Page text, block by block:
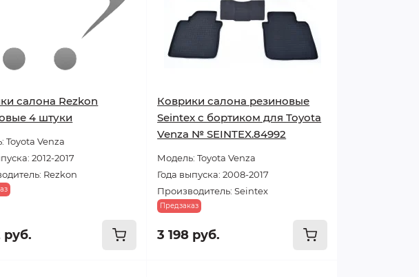
салона Rezkon
4 штуки
Toyota Venza
2012-2017
Rezkon
руб.
Коврики салона резиновые
Seintex с бортиком для Toyota
Venza № SEINTEX.84992
Модель: Toyota Venza
Года выпуска: 2008-2017
Производитель: Seintex
Предзаказ
3 198 руб.